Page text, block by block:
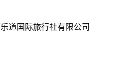
道国际旅行社有限公司